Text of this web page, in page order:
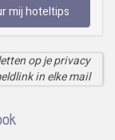
mij hoteltips
op je privacy
in elke mail